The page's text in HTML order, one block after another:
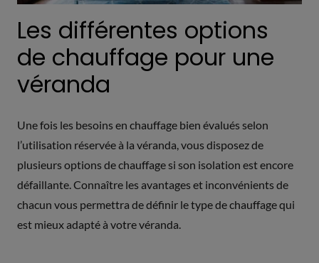
Les différentes options
de chauffage pour une
véranda
Une fois les besoins en chauffage bien évalués selon
l’utilisation réservée à la véranda, vous disposez de
plusieurs options de chauffage si son isolation est encore
défaillante. Connaître les avantages et inconvénients de
chacun vous permettra de définir le type de chauffage qui
est mieux adapté à votre véranda.